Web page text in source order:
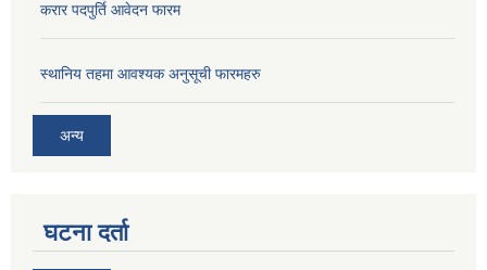
करार पदपुर्ति आवेदन फारम
स्थानिय तहमा आवश्यक अनुसूची फारमहरु
अन्य
घटना दर्ता